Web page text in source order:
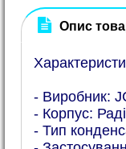
Опис
- Виробник:
- Корпус:
- Тип